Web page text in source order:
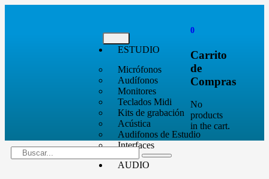
ESTUDIO
Micrófonos
Audífonos
Monitores
Teclados Midi
Kits de grabación
Acústica
Audifonos de Estudio
Interfaces
AUDIO
0
Carrito
de
Compras
No
products
in the cart.